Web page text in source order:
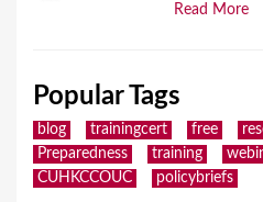
Read More
Popular Tags
blog trainingcert free
Preparedness
training
CUHKCCOUC
policybriefs